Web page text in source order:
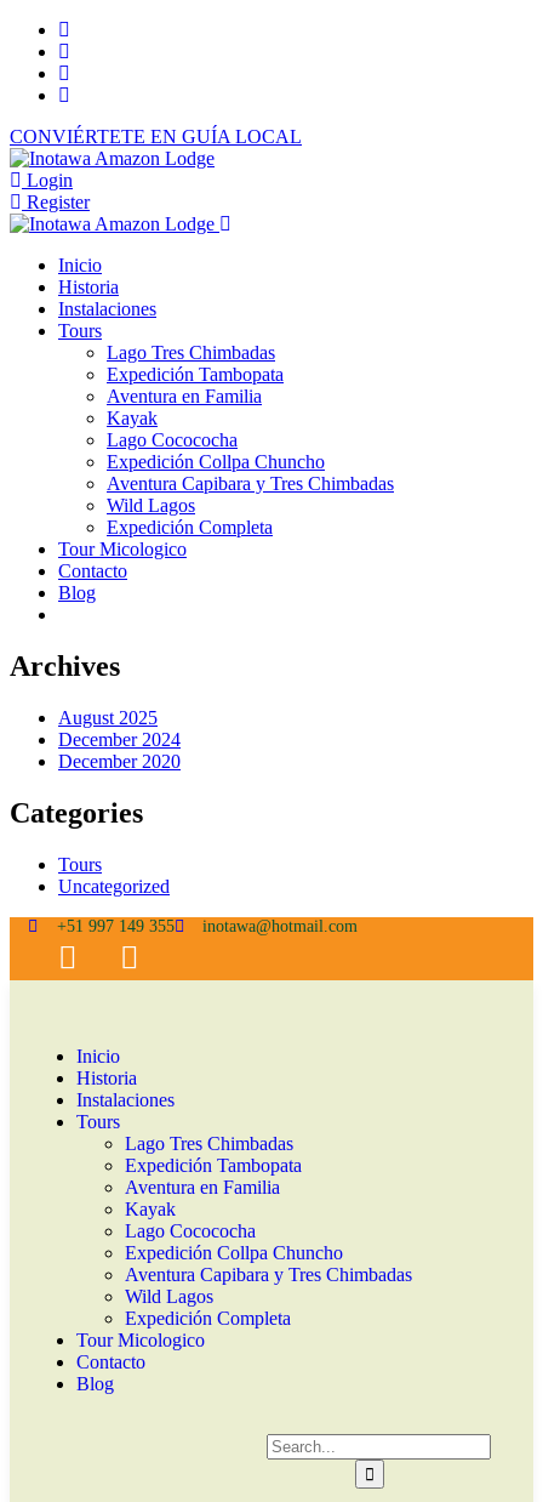
CONVIÉRTETE EN GUÍA LOCAL
Login
Register
Inicio
Historia
Instalaciones
Tours
Lago Tres Chimbadas
Expedición Tambopata
Aventura en Familia
Kayak
Lago Cocococha
Expedición Collpa Chuncho
Aventura Capibara y Tres Chimbadas
Wild Lagos
Expedición Completa
Tour Micologico
Contacto
Blog
Archives
August 2025
December 2024
December 2020
Categories
Tours
Uncategorized
+51 997 149 355 inotawa@hotmail.com
Inicio
Historia
Instalaciones
Tours
Lago Tres Chimbadas
Expedición Tambopata
Aventura en Familia
Kayak
Lago Cocococha
Expedición Collpa Chuncho
Aventura Capibara y Tres Chimbadas
Wild Lagos
Expedición Completa
Tour Micologico
Contacto
Blog